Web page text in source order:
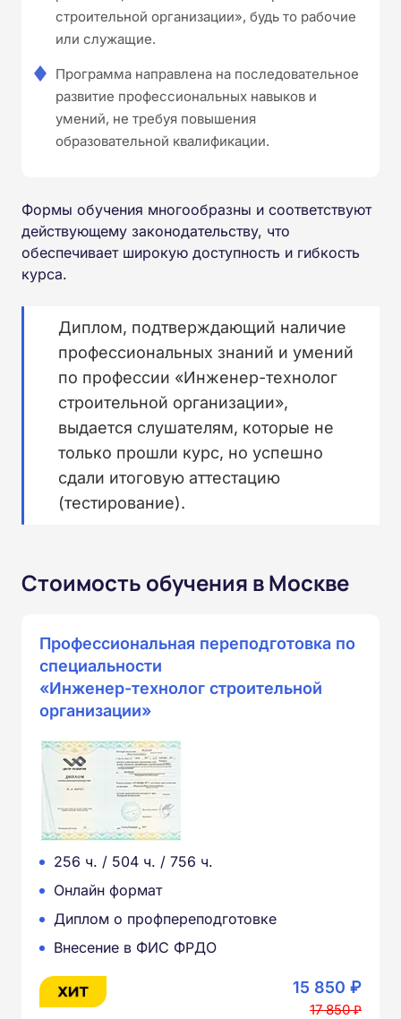
строительной организации», будь то рабочие
или служащие.
Программа направлена на последовательное
развитие профессиональных навыков и
умений, не требуя повышения
образовательной квалификации.
Формы обучения многообразны и соответствуют
действующему законодательству, что
обеспечивает широкую доступность и гибкость
курса.
Диплом, подтверждающий наличие
профессиональных знаний и умений
по профессии «Инженер-технолог
строительной организации»,
выдается слушателям, которые не
только прошли курс, но успешно
сдали итоговую аттестацию
(тестирование).
Стоимость обучения в Москве
Профессиональная переподготовка по
специальности
«Инженер-технолог строительной
организации»
256 ч. / 504 ч. / 756 ч.
Онлайн формат
Диплом о профпереподготовке
Внесение в ФИС ФРДО
15 850 ₽
17 850 ₽